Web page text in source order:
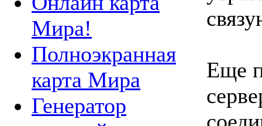
Мира!
Полноэкранная
карта Мира
Генератор
Еще